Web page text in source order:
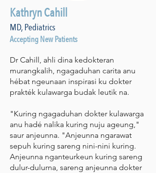
Kathryn Cahill
MD, Pediatrics
Accepting New Patients
Dr Cahill, ahli dina kedokteran
murangkalih, ngagaduhan carita anu
hébat ngeunaan inspirasi ku dokter
prakték kulawarga budak leutik na.
"Kuring ngagaduhan dokter kulawarga
anu hadé nalika kuring nuju ageung,"
saur anjeunna. "Anjeunna ngarawat
sepuh kuring sareng nini-nini kuring.
Anjeunna nganteurkeun kuring sareng
dulur-dulurna, sareng anjeunna dokter